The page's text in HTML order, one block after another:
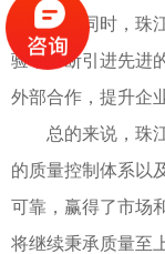
产效率。同时，
验，不断引进先进
外部合作，提升企
总的来说，珠
的质量控制体系以
可靠，赢得了市场
将继续秉承质量至